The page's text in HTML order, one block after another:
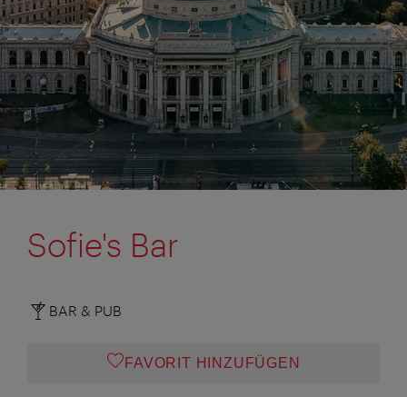
Sofie's Bar
BAR & PUB
FAVORIT HINZUFÜGEN